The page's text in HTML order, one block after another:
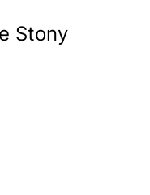
Stony